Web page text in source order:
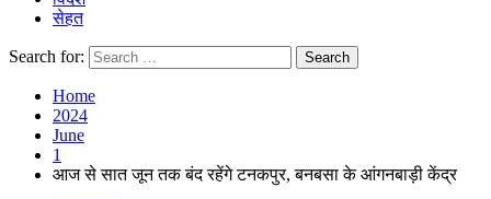
सेहत
Search for:
Home
2024
June
1
आज से सात जून तक बंद रहेंगे टनकपुर, बनबसा के आंगनबाड़ी केंद्र